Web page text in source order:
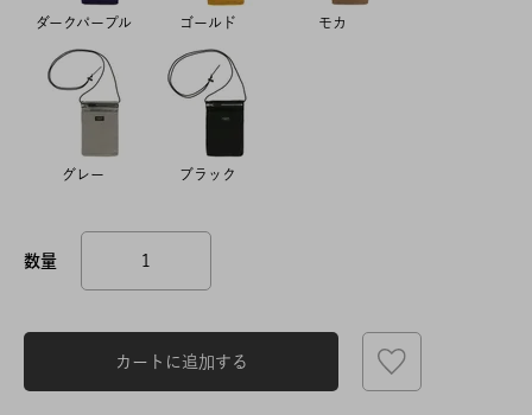
ダークパープル ゴールド モカ
グレー ブラック
カートに追加する